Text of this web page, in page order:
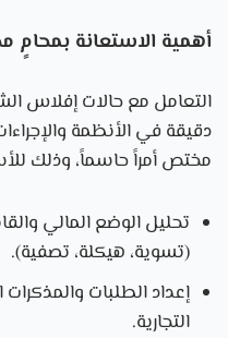
أهمية الاستعانة
التعامل مع حالات إفلاس
دقيقة في الأنظمة
مختص أمراً حاسماً، وذلك
تحليل الوضع المالي
(تسوية، هيكلة، تصفية).
إعداد الطلبات
التجارية.